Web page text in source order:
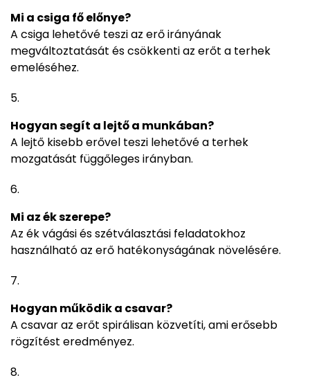
Mi a csiga fő előnye?
A csiga lehetővé teszi az erő irányának
megváltoztatását és csökkenti az erőt a terhek
emeléséhez.
Hogyan segít a lejtő a munkában?
A lejtő kisebb erővel teszi lehetővé a terhek
mozgatását függőleges irányban.
Mi az ék szerepe?
Az ék vágási és szétválasztási feladatokhoz
használható az erő hatékonyságának növelésére.
Hogyan működik a csavar?
A csavar az erőt spirálisan közvetíti, ami erősebb
rögzítést eredményez.